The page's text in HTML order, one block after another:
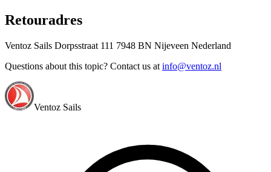
Retouradres
Ventoz Sails Dorpsstraat 111 7948 BN Nijeveen Nederland
Questions about this topic? Contact us at info@ventoz.nl
Ventoz Sails